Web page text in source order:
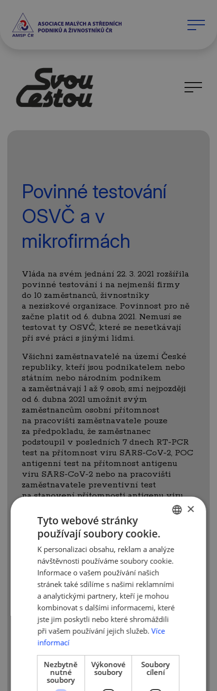
Povinné testování
OSVČ a v
mikrofirmách
Vláda na svém jednání 22. 3. 2021 rozšířila
povinné testování i na nejmenší firmy
do 10 zaměstnanců, živnostníky
a neziskové organizace. Povinnost pro ně
začne platit od 6. dubna 2021. Nemusí se
testovat ty OSVČ, které se nesetkávají
při své práci s jinými lidmi.
Všichni zaměstnavatelé na území České
republiky, kteří jsou podnikatelem nebo
státním nebo národním podnikem
a zaměstnávají 1 až 9 osob, smí nejpozději
od 6. dubna 2021 umožnit svým
zaměstnancům osobní přítomnost
na pracovišti zaměstnavatele pouze
za předpokladu, že zaměstnanec
podstoupil v posledních 7 dnech RT-PCR
test na přítomnost viru SARS-CoV-2, POC
antigenní test na přítomnost antigenu
viru SARS-CoV-2 nebo na pracovišti
zaměstnavatele preventivní test
na stanovení přítomnosti antigenu viru
poskytnutého mu zaměstnavatelem a jeho
výsledek je negativní.
Zaměstnavatelé jsou povinni vyzvat své
zaměstnance, aby podstoupili preventivní
test nejpozději v termínu od 30. března
2021 tak, aby byla umožněna jejich
přítomnost na pracovišti zaměstnavatele
za splnění podmínky nejpozději k 6. dubnu
2021. Pokud zaměstnanec v rámci
sedmidenního období vykonává práci
výlučně mimo pracoviště zaměstnavatele,
umožní mu zaměstnavatel podstoupit
preventivní test podle věty druhé mimo
pracoviště zaměstnavatele; to se netýká
zaměstnance vykonávajícího práci
na dálku (home office).
ENGLISH
×
Tyto webové stránky
používají soubory cookie.
K personalizaci obsahu, reklam a analýze
návštěvnosti používáme soubory cookie.
Informace o vašem používání našich
stránek také sdílíme s našimi reklamními
a analytickými partnery, kteří je mohou
kombinovat s dalšími informacemi, které
jste jim poskytli nebo které shromáždili
při vašem používání jejich služeb. Více
informací
Nezbytně
nutné
soubory
Výkonové
soubory
Soubory
cílení